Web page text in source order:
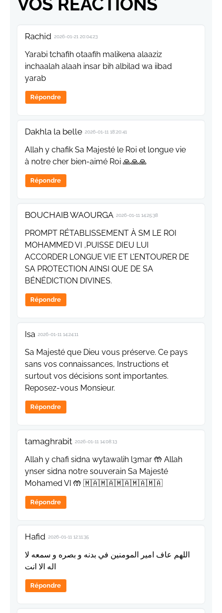
Rachid 2026-01-21 20:04:23
Yarabi tchafih otaafih malikena alaaziz
inchaalah alaah insar bih albilad wa iibad
yarab
Répondre
Dakhla la belle 2026-01-11 18:20:41
Allah y chafik Sa Majesté le Roi et longue vie
à notre cher bien-aimé Roi 🙏🙏🙏
Répondre
BOUCHAIB WAOURGA 2026-01-11 14:25:38
PROMPT RÉTABLISSEMENT À SM LE ROI
MOHAMMED VI ,PUISSE DIEU LUI
ACCORDER LONGUE VIE ET L’ENTOURER DE
SA PROTECTION AINSI QUE DE SA
BÉNÉDICTION DIVINES.
Répondre
Isa 2026-01-11 14:24:11
Sa Majesté que Dieu vous préserve. Ce pays
sans vos connaissances, Instructions et
surtout vos décisions sont importantes.
Reposez-vous Monsieur.
Répondre
tamaghrabit 2026-01-11 14:08:13
Allah y chafi sidna wytawalih l3mar 🤲 Allah
ynser sidna notre souverain Sa Majesté
Mohamed VI 🤲 🇲🇦🇲🇦🇲🇦🇲🇦🇲🇦
Répondre
Hafid 2026-01-11 12:11:35
اللهم عاف امير المومنين في بدنه و بصره و سمعه لا
اله الا انت
Répondre